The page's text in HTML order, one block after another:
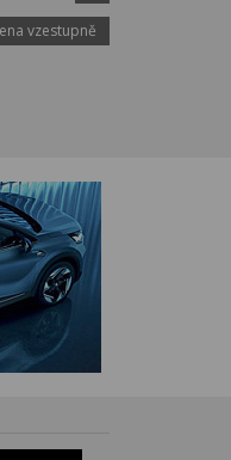
vzestupně